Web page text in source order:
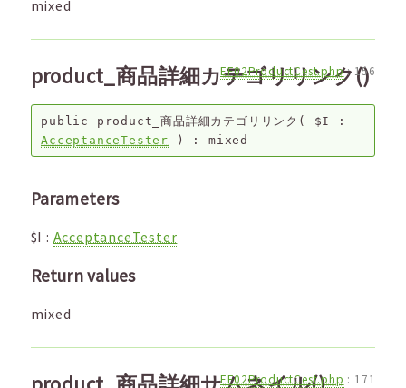
mixed
product_商品詳細カテゴリリンク()
EF02ProductCest.php: 156
public product_商品詳細カテゴリリンク ( $I
:
AcceptanceTester
) :mixed
Parameters
$I : AcceptanceTester
Return values
mixed
EF02ProductCest.php : 171